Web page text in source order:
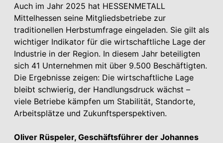
Auch im Jahr 2025 hat HESSENMETALL
Mittelhessen seine Mitgliedsbetriebe zur
traditionellen Herbstumfrage eingeladen. Sie gilt als
wichtiger Indikator für die wirtschaftliche Lage der
Industrie in der Region. In diesem Jahr beteiligten
sich 41 Unternehmen mit über 9.500 Beschäftigten.
Die Ergebnisse zeigen: Die wirtschaftliche Lage
bleibt schwierig, der Handlungsdruck wächst –
viele Betriebe kämpfen um Stabilität, Standorte,
Arbeitsplätze und Zukunftsperspektiven.
Oliver Rüspeler, Geschäftsführer der Johannes